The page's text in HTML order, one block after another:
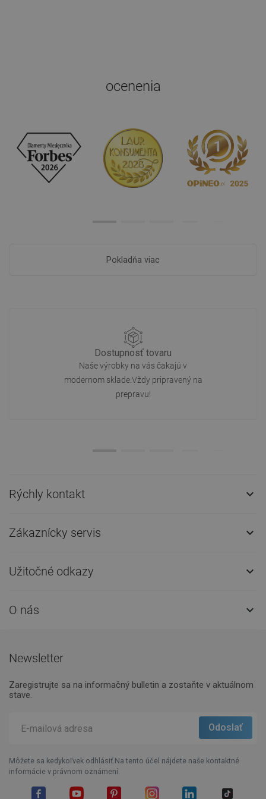
ocenenia
Pokladňa viac
Dostupnosť tovaru
Naše výrobky na vás čakajú v
modernom sklade.Vždy pripravený na
prepravu!
Rýchly kontakt 
Zákaznícky servis 
Užitočné odkazy 
O nás 
Newsletter
Zaregistrujte sa na informačný bulletin a zostaňte v aktuálnom
stave.
Môžete sa kedykoľvek odhlásiť.Na tento účel nájdete naše kontaktné
informácie v právnom oznámení.